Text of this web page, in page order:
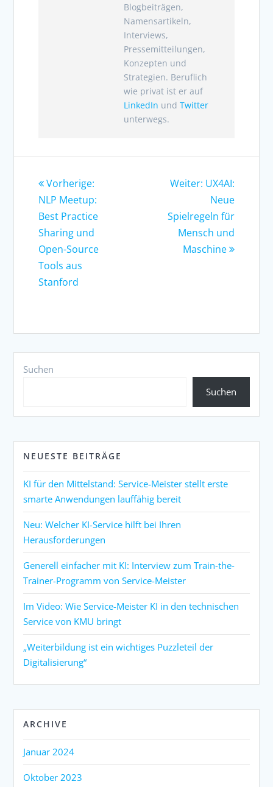
Blogbeiträgen,
Namensartikeln,
Interviews,
Pressemitteilungen,
Konzepten und
Strategien. Beruflich
wie privat ist er auf
LinkedIn undTwitter
unterwegs.
Vorherige:
NLP Meetup:
Best Practice
Sharing und
Open-Source
Tools aus
Stanford
Weiter: UX4AI:
Neue
Spielregeln für
Mensch und
Maschine
Suchen
Suchen
NEUESTE BEITRÄGE
KI für den Mittelstand: Service-Meister stellt erste
smarte Anwendungen lauffähig bereit
Neu: Welcher KI-Service hilft bei Ihren
Herausforderungen
Generell einfacher mit KI: Interview zum Train-the-
Trainer-Programm von Service-Meister
Im Video: Wie Service-Meister KI in den technischen
Service von KMU bringt
„Weiterbildung ist ein wichtiges Puzzleteil der
Digitalisierung“
ARCHIVE
Januar 2024
Oktober 2023